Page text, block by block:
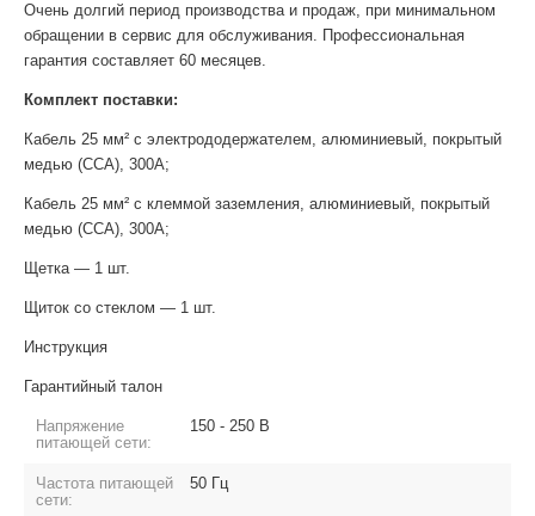
Очень долгий период производства и продаж, при минимальном
обращении в сервис для обслуживания. Профессиональная
гарантия составляет 60 месяцев.
Комплект поставки:
Кабель 25 мм² с электрододержателем, алюминиевый, покрытый
медью (ССА), 300А;
Кабель 25 мм² с клеммой заземления, алюминиевый, покрытый
медью (ССА), 300А;
Щетка — 1 шт.
Щиток со стеклом — 1 шт.
Инструкция
Гарантийный талон
Напряжение
питающей сети:
150 - 250 В
Частота питающей
сети:
50 Гц